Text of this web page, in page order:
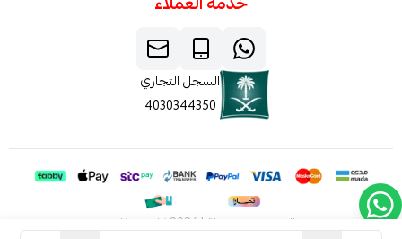
السجل التجاري
4030344350
الحقوق محفوظة | 2026 كاربون فايبر